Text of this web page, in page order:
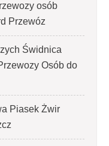
osób
Przewóz
Świdnica
Osób do
Piasek Żwir